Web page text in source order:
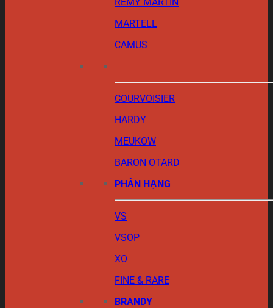
MARTELL
CAMUS
COURVOISIER
HARDY
MEUKOW
BARON OTARD
PHÂN HẠNG
VS
VSOP
XO
FINE & RARE
BRANDY